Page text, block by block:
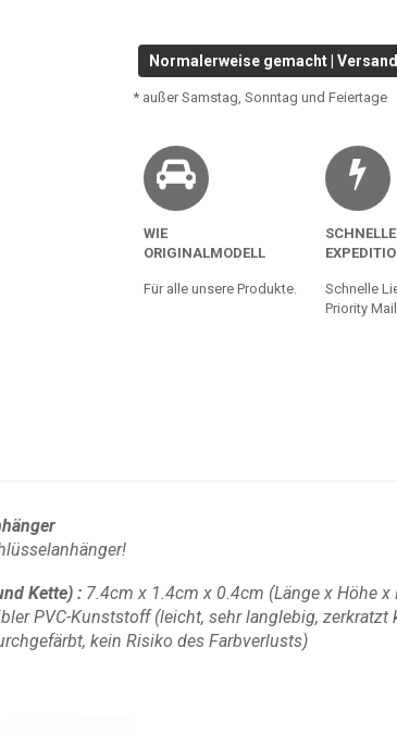
Normalerweise gemacht |
* außer Samstag, Sonntag und Feiertage
WIE
ORIGINALMODELL
Für alle unsere Produkte.
SCHNELLE
Schnelle
Priority Mail.
Kette) : 7.4cm x 1.4cm x 0.4cm (Länge x Höhe x
PVC-Kunststoff(leicht, sehr langlebig,
kein Risiko des Farbverlusts)